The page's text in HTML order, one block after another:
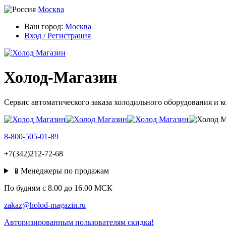
Москва
Ваш город: Москва
Вход / Регистрация
Холод-Магазин
Сервис автоматического заказа холодильного оборудования и
8-800-505-01-89
+7(342)212-72-68
📱Менеджеры по продажам
По будням c 8.00 до 16.00 МСК
zakaz@holod-magazin.ru
Авторизированным пользователям скидка!